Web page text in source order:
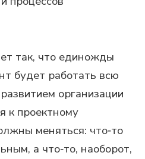
так, что единожды
будет работать всю
организации
к проектному
меняться: что‑то
а что‑то, наоборот,